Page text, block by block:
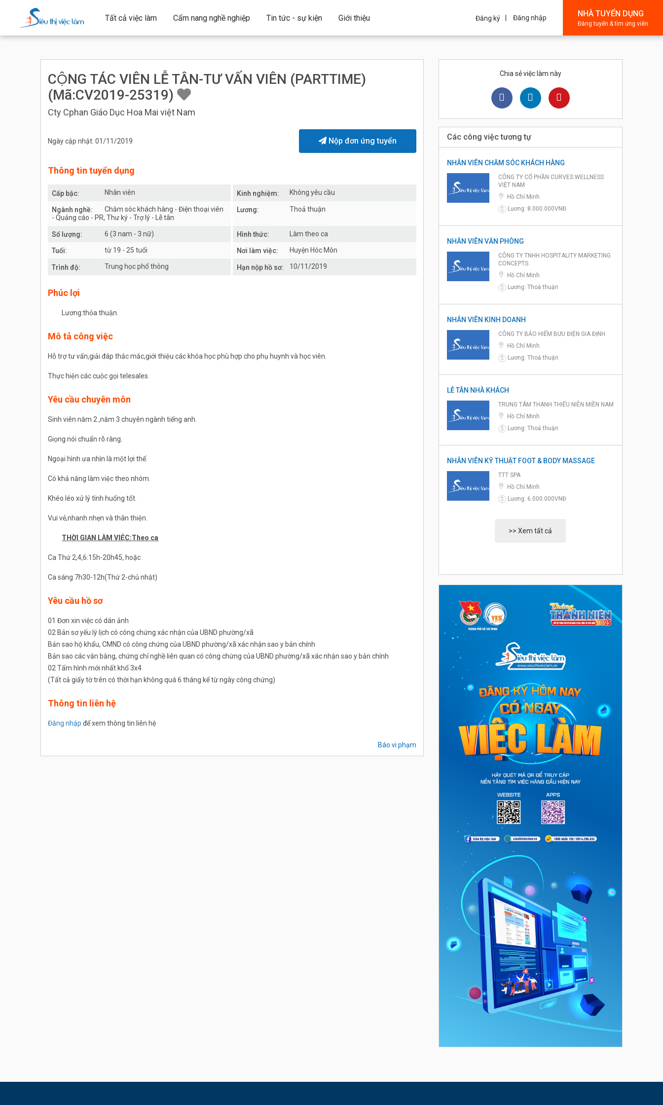
Tất cả việc làm Cẩm nang nghề nghiệp Tin tức - sự kiện Giới thiệu Đăng ký Đăng nhập NHÀ TUYỂN DỤNG
Đăng tuyển & tìm ứng viên
CỘNG TÁC VIÊN LỄ TÂN-TƯ VẤN VIÊN (PARTTIME)
(Mã:CV2019-25319)
Cty Cphan Giáo Dục Hoa Mai việt Nam
Ngày cập nhật: 01/11/2019 Nộp đơn ứng tuyển
Thông tin tuyển dụng
Cấp bậc: Nhân viên Kinh nghiệm: Không yêu cầu
Ngành nghề:
Chăm sóc khách hàng - Điện thoại viên
- Quảng cáo - PR, Thư ký - Trợ lý - Lễ tân
Lương: Thoả thuận
Số lượng: 6 (3 nam - 3 nữ) Hình thức: Làm theo ca
Tuổi: từ 19 - 25 tuổi Nơi làm việc: Huyện Hóc Môn
Trình độ: Trung học phổ thông Hạn nộp hồ sơ: 10/11/2019
Phúc lợi
Lương:thỏa thuận.
Mô tả công việc
Hỗ trợ tư vấn,giải đáp thắc mắc,giới thiệu các khóa học phù hợp cho phụ huynh và học viên.
Thực hiện các cuộc gọi telesales.
Yêu cầu chuyên môn
Sinh viên năm 2 ,năm 3 chuyên ngành tiếng anh.
Giọng nói chuẩn rõ ràng.
Ngoại hình ưa nhìn là một lợi thế.
Có khả năng làm việc theo nhóm.
Khéo léo xử lý tình huống tốt.
Vui vẻ,nhanh nhẹn và thân thiện.
THỜI GIAN LÀM VIỆC:Theo ca
Ca Thứ 2,4,6:15h-20h45, hoặc
Ca sáng 7h30-12h(Thứ 2-chủ nhật)
Yêu cầu hồ sơ
01 Đơn xin việc có dán ảnh
02 Bản sơ yếu lý lịch có công chứng xác nhận của UBND phường/xã
Bản sao hộ khẩu, CMND có công chứng của UBND phường/xã xác nhận sao y bản chính
Bản sao các văn bằng, chứng chỉ nghề liên quan có công chứng của UBND phường/xã xác nhận sao y bản chính
02 Tấm hình mới nhất khổ 3x4
(Tất cả giấy tờ trên có thời hạn không quá 6 tháng kể từ ngày công chứng)
Thông tin liên hệ
Đăng nhập để xem thông tin liên hệ
Báo vi phạm
Chia sẻ việc làm này
Các công việc tương tự
NHÂN VIÊN CHĂM SÓC KHÁCH HÀNG
CÔNG TY CỔ PHẦN CURVES WELLNESS
VIỆT NAM
Hồ Chí Minh
$
Lương: 8.000.000VNĐ
NHÂN VIÊN VĂN PHÒNG
CÔNG TY TNHH HOSPITALITY MARKETING
CONCEPTS
Hồ Chí Minh
$
Lương: Thoả thuận
NHÂN VIÊN KINH DOANH
CÔNG TY BẢO HIỂM BƯU ĐIỆN GIA ĐỊNH
Hồ Chí Minh
$
Lương: Thoả thuận
LỄ TÂN NHÀ KHÁCH
TRUNG TÂM THANH THIẾU NIÊN MIỀN NAM
Hồ Chí Minh
$
Lương: Thoả thuận
NHÂN VIÊN KỸ THUẬT FOOT & BODY MASSAGE
TTT SPA
Hồ Chí Minh
$
Lương: 6.000.000VNĐ
>> Xem tất cả